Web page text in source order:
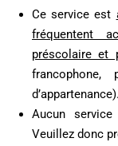
Ce service est
fréquentent
préscolaire et
d’appartenance).
Aucun
Veuillez donc